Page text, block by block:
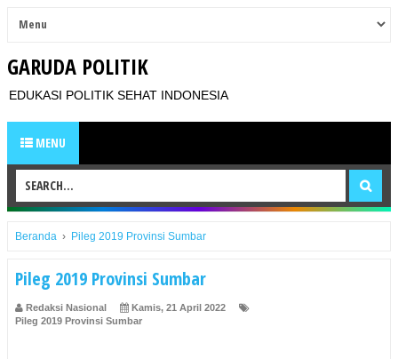
GARUDA POLITIK
EDUKASI POLITIK SEHAT INDONESIA
MENU
Beranda › Pileg 2019 Provinsi Sumbar
Pileg 2019 Provinsi Sumbar
Redaksi Nasional
Kamis, 21 April 2022
Pileg 2019 Provinsi Sumbar